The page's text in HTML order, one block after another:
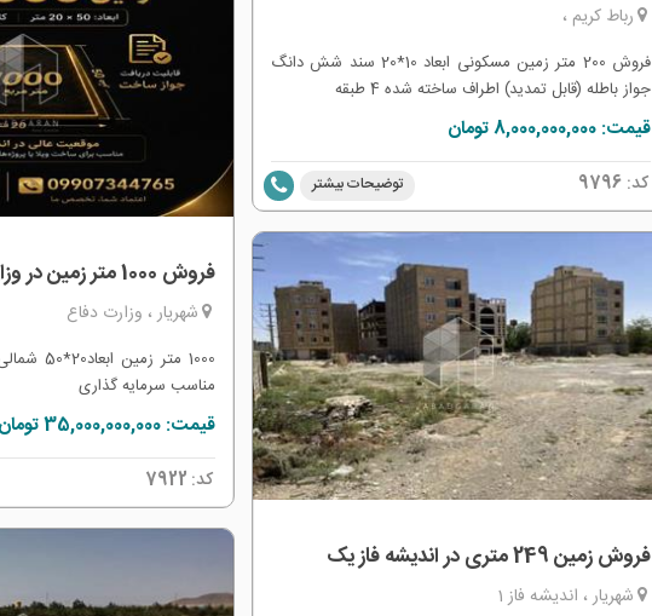
رباط کریم ،
فروش 200 متر زمین مسکونی ابعاد 10*20 سند شش دانگ
جواز باطله (قابل تمدید) اطراف ساخته شده 4 طبقه
قیمت: 8,000,000,000 تومان
کد: 9796 توضیحات بیشتر
فروش 1000 متر زمین در وزارت دفاع شهریار
شهریار ، وزارت دفاع
1000 متر
مناسب سرمایه گذاری
قیمت: 35,000,000,000 تومان
کد: 7922
فروش زمین 249 متری در اندیشه فاز یک
شهریار ، اندیشه فاز 1